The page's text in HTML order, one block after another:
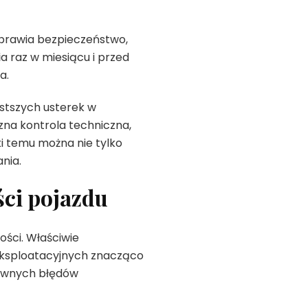
bezpieczeństwo,
raz w miesiącu i przed
usterek w
kontrola techniczna,
temu można nie tylko
pojazdu
Właściwie
znacząco
błędów